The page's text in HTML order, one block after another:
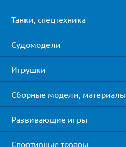
Танки, спецтехника
Судомодели
Игрушки
Сборные модели, материалы
Развивающие игры
Спортивные товары